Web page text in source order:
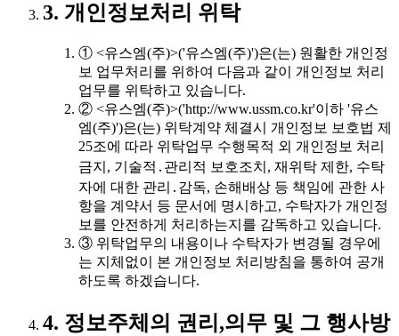
3. 개인정보처리 위탁
① <유스엠(주)>('유스엠(주)')은(는) 원활한 개인정
보 업무처리를 위하여 다음과 같이 개인정보 처리
업무를 위탁하고 있습니다.
② <유스엠(주)>('http://www.ussm.co.kr'이하 '유스
엠(주)')은(는) 위탁계약 체결시 개인정보 보호법 제
25조에 따라 위탁업무 수행목적 외 개인정보 처리
금지, 기술적․관리적 보호조치, 재위탁 제한, 수탁
자에 대한 관리․감독, 손해배상 등 책임에 관한 사
항을 계약서 등 문서에 명시하고, 수탁자가 개인정
보를 안전하게 처리하는지를 감독하고 있습니다.
③ 위탁업무의 내용이나 수탁자가 변경될 경우에
는 지체없이 본 개인정보 처리방침을 통하여 공개
하도록 하겠습니다.
4. 정보주체의 권리,의무 및 그 행사방